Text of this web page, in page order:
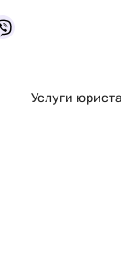
Услуги юриста